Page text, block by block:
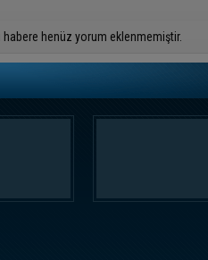
habere henüz yorum eklenmemiştir.